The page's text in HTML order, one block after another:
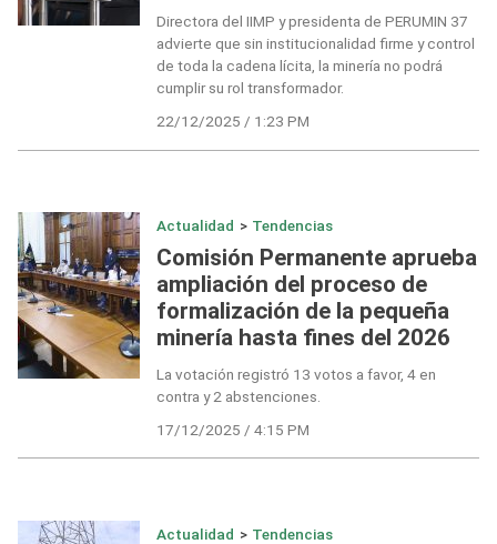
Directora del IIMP y presidenta de PERUMIN 37
advierte que sin institucionalidad firme y control
de toda la cadena lícita, la minería no podrá
cumplir su rol transformador.
22/12/2025 / 1:23 PM
Actualidad > Tendencias
Comisión Permanente aprueba
ampliación del proceso de
formalización de la pequeña
minería hasta fines del 2026
La votación registró 13 votos a favor, 4 en
contra y 2 abstenciones.
17/12/2025 / 4:15 PM
Actualidad > Tendencias